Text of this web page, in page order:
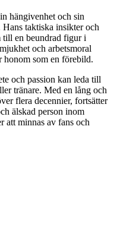
hängivenhet och sin
Hans taktiska insikter och
till en beundrad figur i
och arbetsmoral
honom som en förebild.
och passion kan leda till
tränare. Med en lång och
flera decennier, fortsätter
älskad person inom
att minnas av fans och